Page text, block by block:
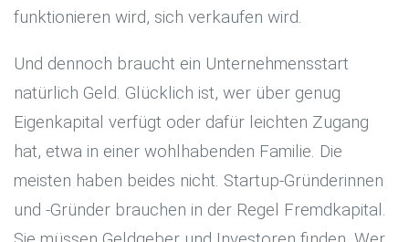
funktionieren wird, sich verkaufen wird.
Und dennoch braucht ein Unternehmensstart
natürlich Geld. Glücklich ist, wer über genug
Eigenkapital verfügt oder dafür leichten Zugang
hat, etwa in einer wohlhabenden Familie. Die
meisten haben beides nicht. Startup-Gründerinnen
und -Gründer brauchen in der Regel Fremdkapital.